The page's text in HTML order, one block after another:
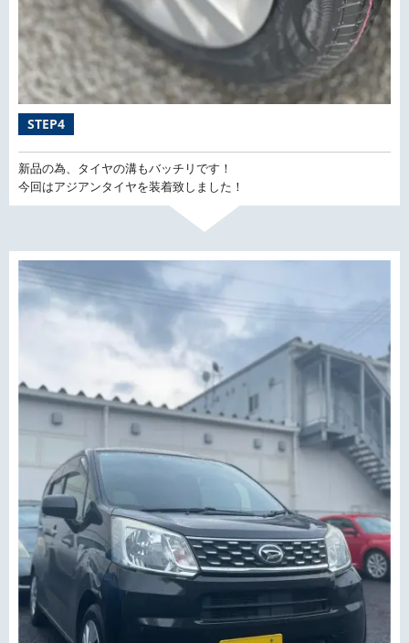
STEP4
新品の為、タイヤの溝もバッチリです！
今回はアジアンタイヤを装着致しました！